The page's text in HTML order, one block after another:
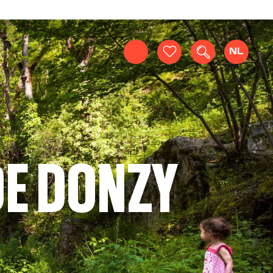
Voir les favoris
Zoek op
NL
DONZY